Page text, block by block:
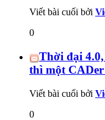
Viết bài cuối bởi
0
Thời đại 4.0,
thì một
Viết bài cuối bởi
0